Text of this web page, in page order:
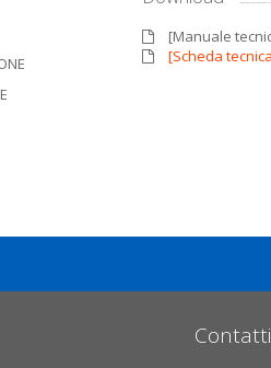
[Manuale
[Scheda
Contatti